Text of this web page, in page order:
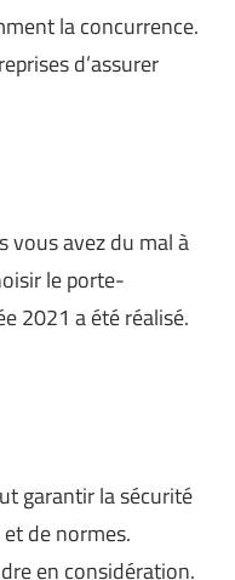
la concurrence.
d’assurer
vous avez du mal à
le porte-
2021 a été réalisé.
garantir la sécurité
de normes.
en considération.